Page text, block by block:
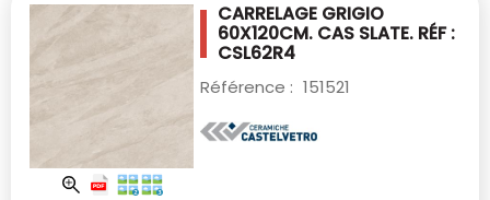
CARRELAGE GRIGIO
60X120CM. CAS SLATE. RÉF :
CSL62R4
Référence : 151521